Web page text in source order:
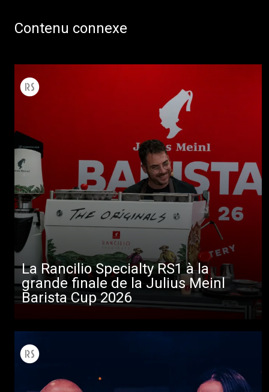
Contenu connexe
La Rancilio Specialty RS1 à la
grande finale de la Julius Meinl
Barista Cup 2026